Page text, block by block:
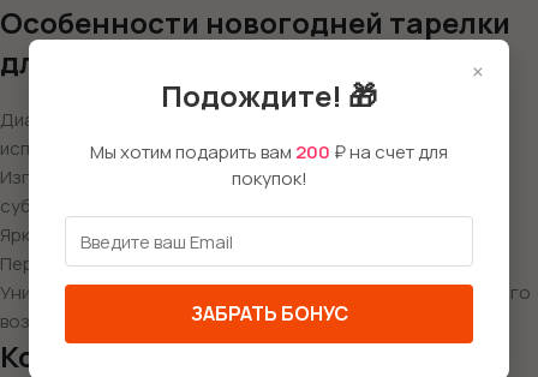
Особенности новогодней тарелки
для дяди
Диаметр 20 см — оптимальный размер для декоративного
использования
Изготовлена из высококачественной керамики с
сублимационной печатью
Яркий праздничный дизайн с новогодними мотивами
Персонализированная надпись «Дядя, с Новым годом!»
Универсальный подарок, который подойдет для дяди любого
возраста
Комплектация и использование
×
Подождите! 🎁
Мы хотим подарить вам 200 ₽ на счет для
покупок!
ЗАБРАТЬ БОНУС